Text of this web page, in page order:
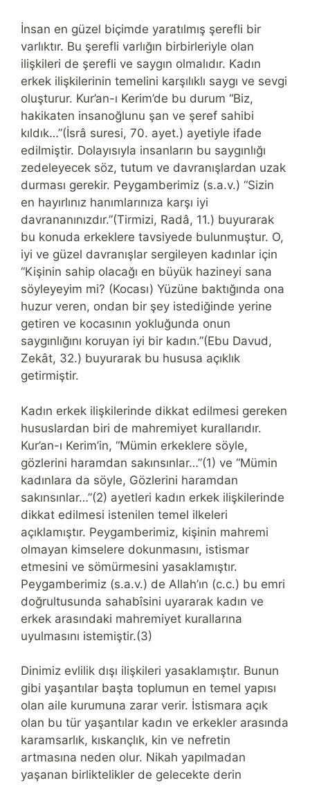
İnsan en güzel biçimde yaratılmış şerefli bir
varlıktır. Bu şerefli varlığın birbirleriyle olan
ilişkileri de şerefli ve saygın olmalıdır. Kadın
erkek ilişkilerinin temelini karşılıklı saygı ve sevgi
oluşturur. Kur’an-ı Kerim’de bu durum “Biz,
hakikaten insanoğlunu şan ve şeref sahibi
kıldık…”(İsrâ suresi, 70. ayet.) ayetiyle ifade
edilmiştir. Dolayısıyla insanların bu saygınlığı
zedeleyecek söz, tutum ve davranışlardan uzak
durması gerekir. Peygamberimiz (s.a.v.) “Sizin
en hayırlınız hanımlarınıza karşı iyi
davrananınızdır.”(Tirmizi, Radâ, 11.) buyurarak
bu konuda erkeklere tavsiyede bulunmuştur. O,
iyi ve güzel davranışlar sergileyen kadınlar için
“Kişinin sahip olacağı en büyük hazineyi sana
söyleyeyim mi? (Kocası) Yüzüne baktığında ona
huzur veren, ondan bir şey istediğinde yerine
getiren ve kocasının yokluğunda onun
saygınlığını koruyan iyi bir kadın.”(Ebu Davud,
Zekât, 32.) buyurarak bu hususa açıklık
getirmiştir.
Kadın erkek ilişkilerinde dikkat edilmesi gereken
hususlardan biri de mahremiyet kurallarıdır.
Kur’an-ı Kerim’in, “Mümin erkeklere söyle,
gözlerini haramdan sakınsınlar…”(1) ve “Mümin
kadınlara da söyle, Gözlerini haramdan
sakınsınlar…”(2) ayetleri kadın erkek ilişkilerinde
dikkat edilmesi istenilen temel ilkeleri
açıklamıştır. Peygamberimiz, kişinin mahremi
olmayan kimselere dokunmasını, istismar
etmesini ve sömürmesini yasaklamıştır.
Peygamberimiz (s.a.v.) de Allah’ın (c.c.) bu emri
doğrultusunda sahabîsini uyararak kadın ve
erkek arasındaki mahremiyet kurallarına
uyulmasını istemiştir.(3)
Dinimiz evlilik dışı ilişkileri yasaklamıştır. Bunun
gibi yaşantılar başta toplumun en temel yapısı
olan aile kurumuna zarar verir. İstismara açık
olan bu tür yaşantılar kadın ve erkekler arasında
karamsarlık, kıskançlık, kin ve nefretin
artmasına neden olur. Nikah yapılmadan
yaşanan birliktelikler de gelecekte derin